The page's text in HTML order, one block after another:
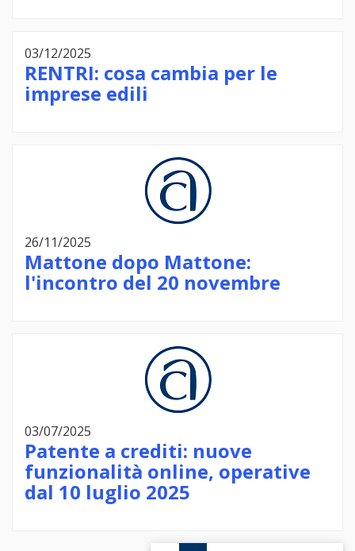
03/12/2025
RENTRI: cosa cambia per le
imprese edili
26/11/2025
Mattone dopo Mattone:
l'incontro del 20 novembre
03/07/2025
Patente a crediti: nuove
funzionalità online, operative
dal 10 luglio 2025